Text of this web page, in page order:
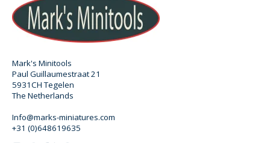
Mark's Minitools
Paul Guillaumestraat 21
5931CH Tegelen
The Netherlands
Info@marks-miniatures.com
+31 (0)648619635